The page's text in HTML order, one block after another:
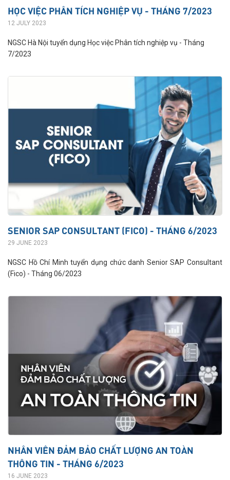
HỌC VIỆC PHÂN TÍCH NGHIỆP VỤ - THÁNG 7/2023
12 JULY 2023
NGSC Hà Nội tuyển dụng Học việc Phân tích nghiệp vụ - Tháng
7/2023
SENIOR SAP CONSULTANT (FICO) - THÁNG 6/2023
29 JUNE 2023
NGSC Hồ Chí Minh tuyển dụng chức danh Senior SAP Consultant
(Fico) - Tháng 06/2023
NHÂN VIÊN ĐẢM BẢO CHẤT LƯỢNG AN TOÀN
THÔNG TIN - THÁNG 6/2023
16 JUNE 2023